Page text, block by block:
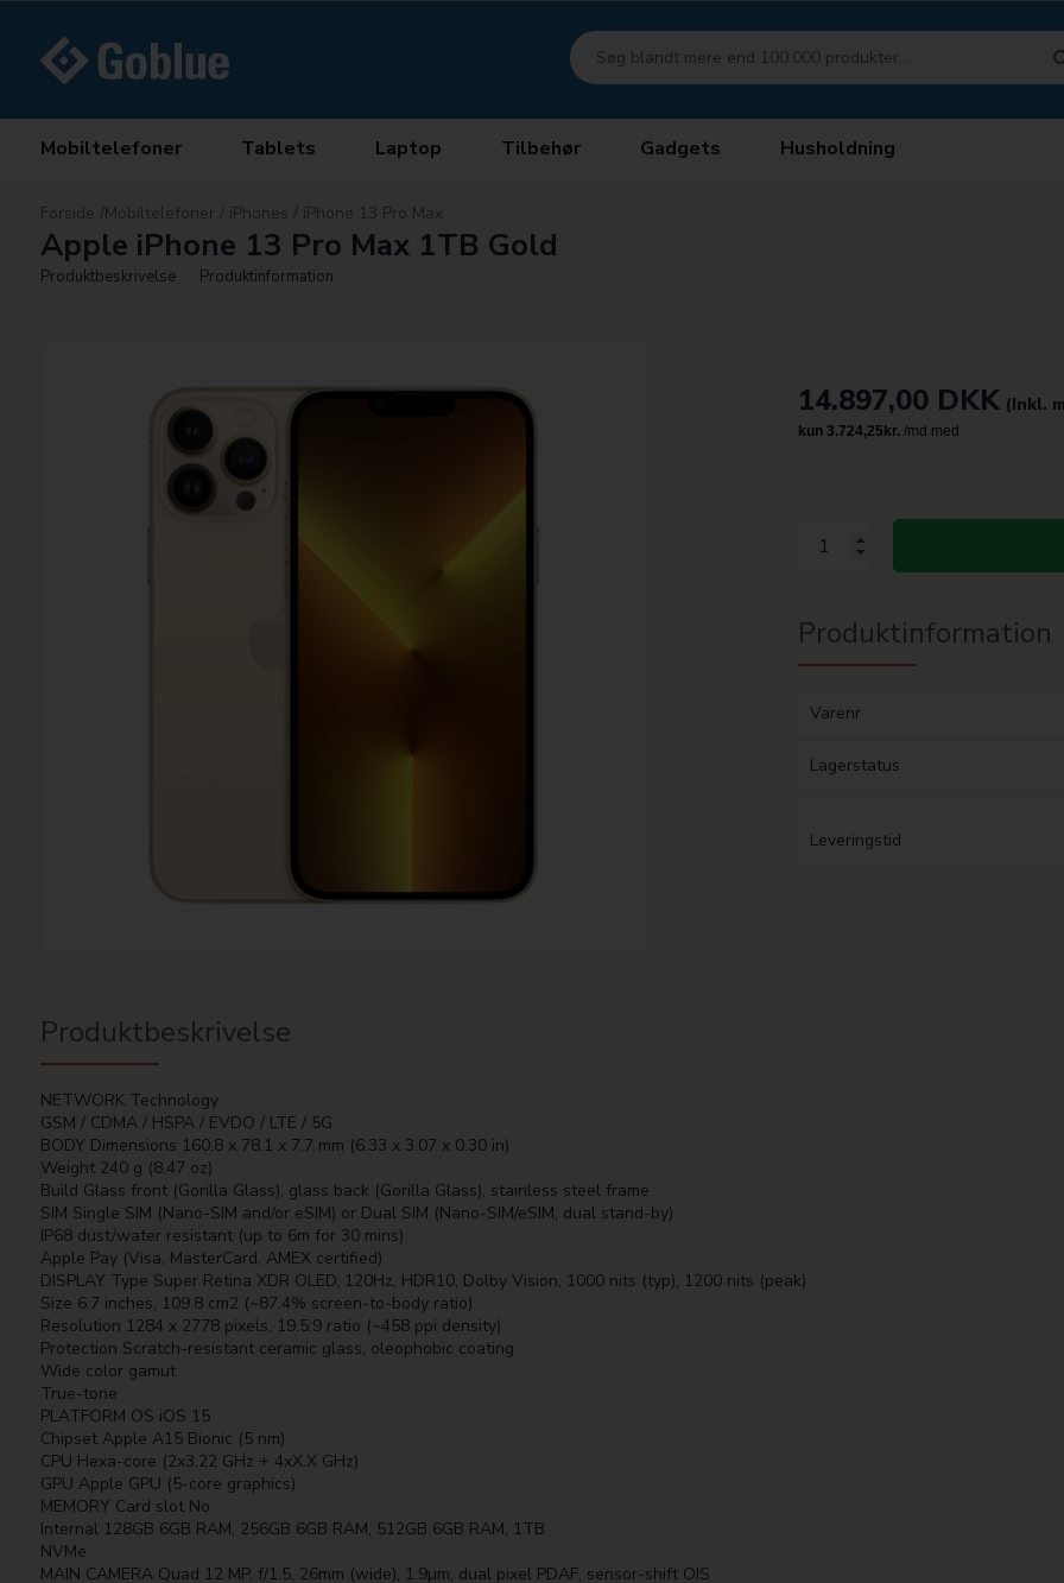
Mobiltelefoner Tablets Laptop Tilbehør Gadgets Husholdning
Forside /Mobiltelefoner / iPhones / iPhone 13 Pro Max
Apple iPhone 13 Pro Max 1TB Gold
Produktbeskrivelse Produktinformation
14.897,00DKK (Inkl.
Produktinformation
Varenr
Lagerstatus
Leveringstid
Produktbeskrivelse
NETWORK Technology
GSM / CDMA / HSPA / EVDO / LTE / 5G
BODY Dimensions 160.8 x 78.1 x 7.7 mm (6.33 x 3.07 x 0.30 in)
Weight 240 g (8.47 oz)
Build Glass front (Gorilla Glass), glass back (Gorilla Glass), stainless steel frame
SIM Single SIM (Nano-SIM and/or eSIM) or Dual SIM (Nano-SIM/eSIM, dual stand-by)
IP68 dust/water resistant (up to 6m for 30 mins)
Apple Pay (Visa, MasterCard, AMEX certified)
DISPLAY Type Super Retina XDR OLED, 120Hz, HDR10, Dolby Vision, 1000 nits (typ), 1200 nits (peak)
Size 6.7 inches, 109.8 cm2 (~87.4% screen-to-body ratio)
Resolution 1284 x 2778 pixels, 19.5:9 ratio (~458 ppi density)
Protection Scratch-resistant ceramic glass, oleophobic coating
Wide color gamut
True-tone
PLATFORM OS iOS 15
Chipset Apple A15 Bionic (5 nm)
CPU Hexa-core (2x3.22 GHz + 4xX.X GHz)
GPU Apple GPU (5-core graphics)
MEMORY Card slot No
Internal 128GB 6GB RAM, 256GB 6GB RAM, 512GB 6GB RAM, 1TB
NVMe
MAIN CAMERA Quad 12 MP, f/1.5, 26mm (wide), 1.9µm, dual pixel PDAF, sensor-shift OIS